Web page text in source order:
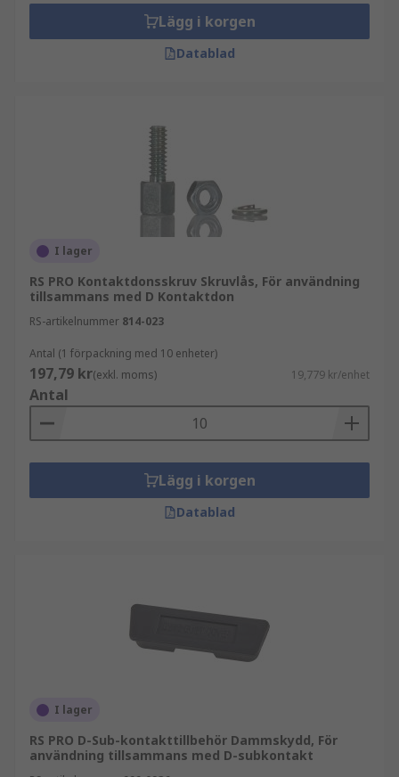
Lägg i korgen
Datablad
I lager
RS PRO Kontaktdonsskruv Skruvlås, För användning
tillsammans med D Kontaktdon
RS-artikelnummer 814-023
Antal (1 förpackning med 10 enheter)
197,79 kr(exkl. moms) 19,779 kr/enhet
Antal
Lägg i korgen
Datablad
I lager
RS PRO D-Sub-kontakttillbehör Dammskydd, För
användning tillsammans med D-subkontakt